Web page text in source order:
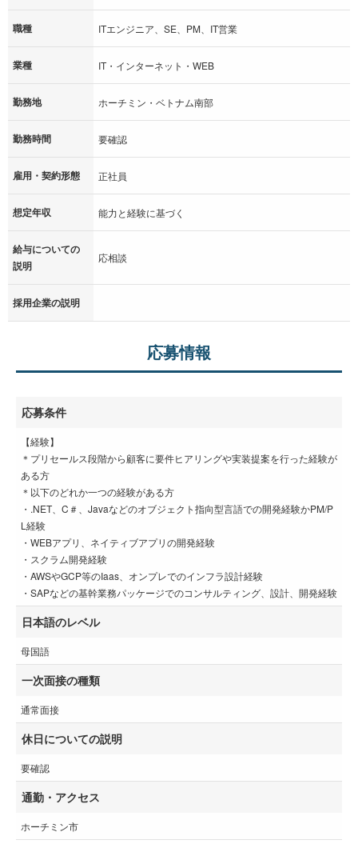
職種 ITエンジニア、SE、PM、IT営業
業種 IT・インターネット・WEB
勤務地 ホーチミン・ベトナム南部
勤務時間 要確認
雇用・契約形態 正社員
想定年収 能力と経験に基づく
給与についての
説明
応相談
採用企業の説明
応募情報
応募条件
【経験】
＊プリセールス段階から顧客に要件ヒアリングや実装提案を行った経験が
ある方
＊以下のどれか一つの経験がある方
・.NET、C＃、Javaなどのオブジェクト指向型言語での開発経験かPM/P
L経験
・WEBアプリ、ネイティブアプリの開発経験
・スクラム開発経験
・AWSやGCP等のIaas、オンプレでのインフラ設計経験
・SAPなどの基幹業務パッケージでのコンサルティング、設計、開発経験
日本語のレベル
母国語
一次面接の種類
通常面接
休日についての説明
要確認
通勤・アクセス
ホーチミン市